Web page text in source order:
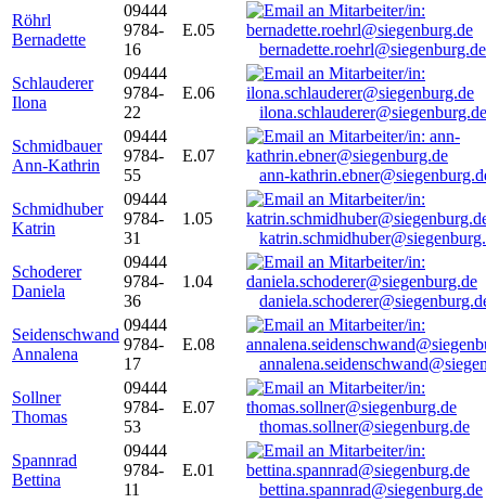
Röhrl
Bernadette
09444
9784-
16
E.05
bernadette.roehrl@siegenburg.de
Schlauderer
Ilona
09444
9784-
22
E.06
ilona.schlauderer@siegenburg.de
Schmidbauer
Ann-Kathrin
09444
9784-
55
E.07
ann-
Schmidhuber
Katrin
09444
9784-
31
1.05
Schoderer
Daniela
09444
9784-
36
1.04
Seidenschwand
Annalena
09444
9784-
17
E.08
Sollner
Thomas
09444
9784-
53
E.07
thomas.sollner@siegenburg.de
Spannrad
Bettina
09444
9784-
11
E.01
bettina.spannrad@siegenburg.de